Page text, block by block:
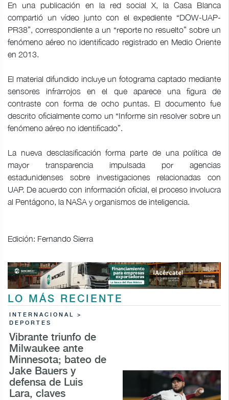
En una publicación en la red social X, la Casa Blanca
compartió un vídeo junto con el expediente “DOW-UAP-
PR38”, correspondiente a un “reporte no resuelto” sobre un
fenómeno aéreo no identificado registrado en Medio Oriente
en 2013.
El material difundido incluye un fotograma captado mediante
sensores infrarrojos en el que aparece una figura de
contraste con forma de ocho puntas. El documento fue
descrito oficialmente como un “Informe sin resolver sobre un
fenómeno aéreo no identificado”.
La nueva desclasificación forma parte de una política de
mayor transparencia impulsada por agencias
estadunidenses sobre investigaciones relacionadas con
UAP. De acuerdo con información oficial, el proceso involucra
al Pentágono, la NASA y organismos de inteligencia.
Edición: Fernando Sierra
LO MÁS RECIENTE
INTERNACIONAL >
DEPORTES
Vibrante triunfo de
Milwaukee ante
Minnesota; bateo de
Jake Bauers y
defensa de Luis
Lara, claves